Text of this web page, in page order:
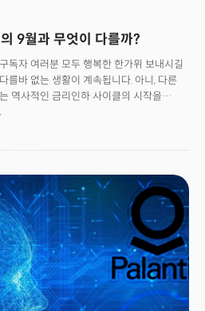
록. 💡 소득과 저축률의 증가는 연말
성을 위협하고 있어 주목. 3. 골드만삭스,
한 영향 미칠 것"트럼프 당선인이 미 최대
의 관세를 위협한 가운데 골드만삭스는
"심각한 영향"을 경고. 골드만은 미국 정유
캐나다와 멕시코가 공급한다고 밝히며
사에 큰 영향을 미칠 것으로 전망. 미
은 정치적 압박 수단일 가능성이 높다고
시장 참여자들에게는 부정적 영향을 미칠
9월과 무엇이 다를까?
독자 여러분 모두 행복한 한가위 보내시길
를바 없는 생활이 계속됩니다. 아니, 다른
역사적인 금리인하 사이클의 시작을
고 팬데믹의 긴급 정책전환을 제외한다면